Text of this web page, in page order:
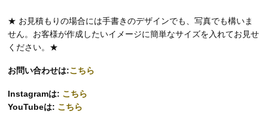
★ お見積もりの場合には手書きのデザインでも、写真でも構いま
せん。お客様が作成したいイメージに簡単なサイズを入れてお見せ
ください。★
お問い合わせは:こちら
Instagramは: こちら
YouTubeは: こちら